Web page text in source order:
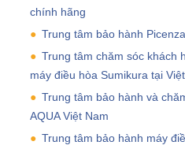
chính hãng
Trung tâm bảo hành
Trung tâm chăm sóc khách
máy điều hòa Sumikura tại
Trung tâm bảo hành và
AQUA Việt Nam
Trung tâm bảo hành máy